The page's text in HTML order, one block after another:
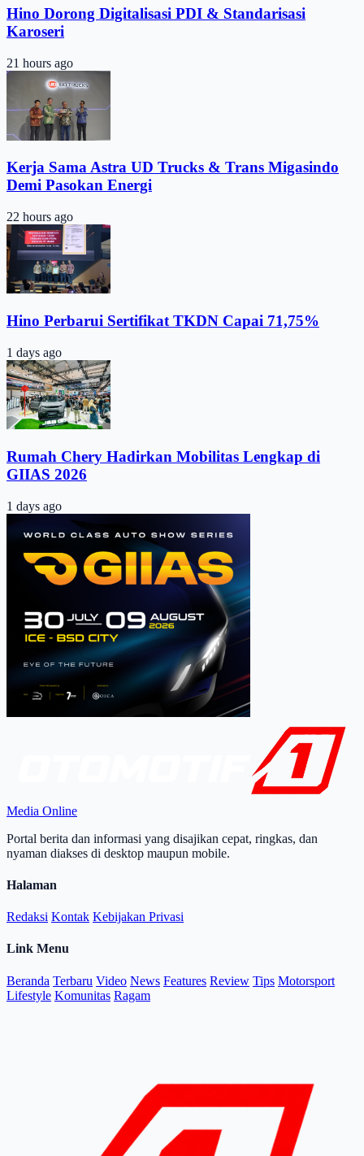
Hino Dorong Digitalisasi PDI & Standarisasi
Karoseri
21 hours ago
Kerja Sama Astra UD Trucks & Trans Migasindo
Demi Pasokan Energi
22 hours ago
Hino Perbarui Sertifikat TKDN Capai 71,75%
1 days ago
Rumah Chery Hadirkan Mobilitas Lengkap di
GIIAS 2026
1 days ago
Media Online
Portal berita dan informasi yang disajikan cepat, ringkas, dan
nyaman diakses di desktop maupun mobile.
Halaman
Redaksi Kontak Kebijakan Privasi
Link Menu
Beranda Terbaru Video News Features Review Tips Motorsport
Lifestyle Komunitas Ragam